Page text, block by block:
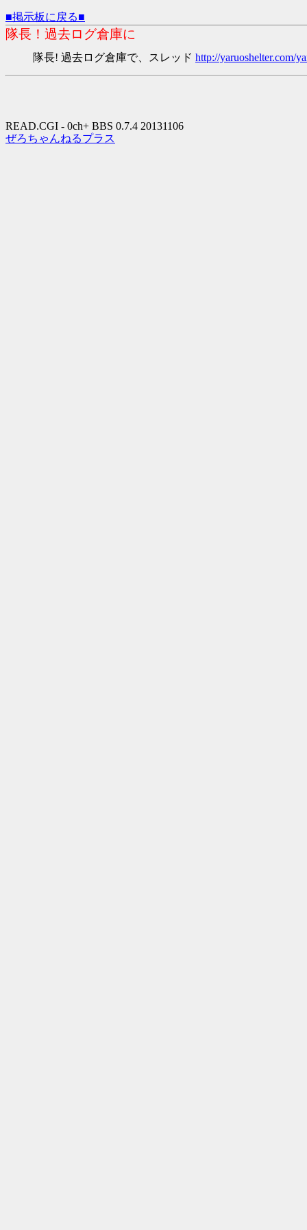
■掲示板に戻る■
隊長！過去ログ倉庫に
隊長! 過去ログ倉庫で、スレッド http://yaruoshelter.com/
READ.CGI - 0ch+ BBS 0.7.4 20131106
ぜろちゃんねるプラス